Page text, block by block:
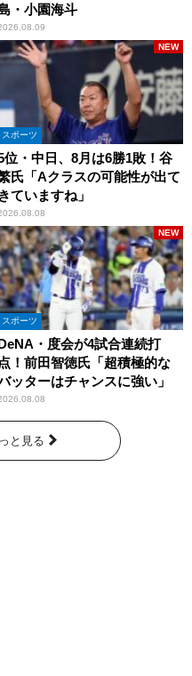
・小園海斗
スポーツ
位・中日、8月は6勝1敗！谷
氏「Aクラスの可能性が出て
きていますね」
NEW
スポーツ
・度会が4試合連続打
点！前田智徳氏「超積極的な
ッターはチャンスに強い」
NEW
と見る